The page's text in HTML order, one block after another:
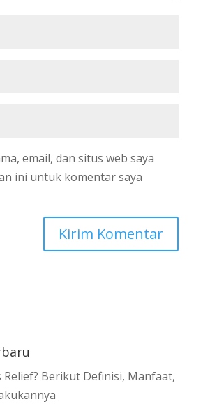
email, dan situs web saya
ini untuk komentar saya
Relief? Berikut Definisi, Manfaat,